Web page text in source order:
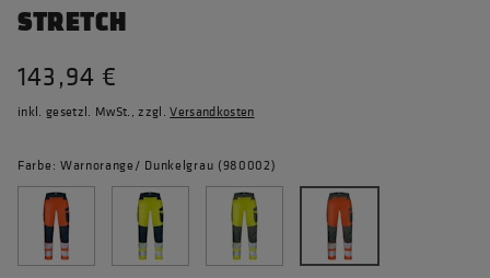
STRETCH
143,94 €
inkl. gesetzl. MwSt., zzgl.Versandkosten
Farbe: Warnorange/ Dunkelgrau (980002)